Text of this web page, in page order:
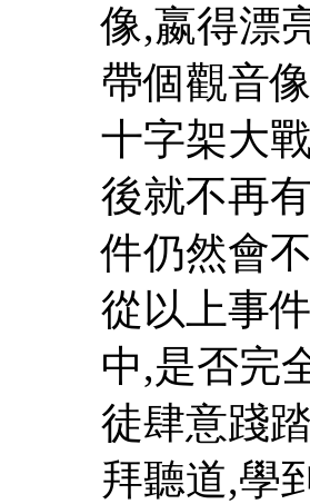
像,嬴得漂
帶個觀音
十字架大
後就不再
件仍然會
從以上事
中,是否完
徒肆意踐
拜聽道,學